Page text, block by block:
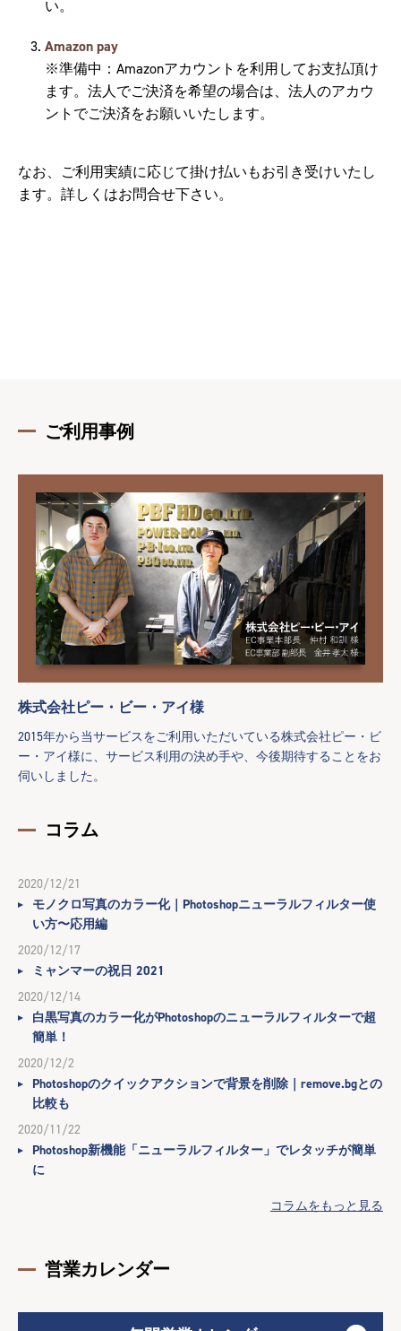
い。
Amazon pay
※準備中：Amazonアカウントを利用してお支払頂け
ます。法人でご決済を希望の場合は、法人のアカウ
ントでご決済をお願いいたします。
なお、ご利用実績に応じて掛け払いもお引き受けいたし
ます。詳しくはお問合せ下さい。
ご利用事例
株式会社ピー・ビー・アイ様
2015年から当サービスをご利用いただいている株式会社ピー・ビ
ー・アイ様に、サービス利用の決め手や、今後期待することをお
伺いしました。
コラム
2020/12/21
モノクロ写真のカラー化｜Photoshopニューラルフィルター使
い方〜応用編
2020/12/17
ミャンマーの祝日 2021
2020/12/14
白黒写真のカラー化がPhotoshopのニューラルフィルターで超
簡単！
2020/12/2
Photoshopのクイックアクションで背景を削除｜remove.bgとの
比較も
2020/11/22
Photoshop新機能「ニューラルフィルター」でレタッチが簡単
に
コラムをもっと見る
営業カレンダー